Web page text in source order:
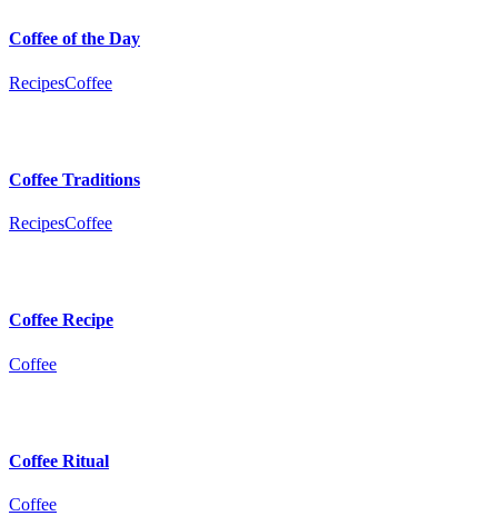
Coffee of the Day
RecipesСoffee
Coffee Traditions
RecipesСoffee
Coffee Recipe
Сoffee
Coffee Ritual
Сoffee